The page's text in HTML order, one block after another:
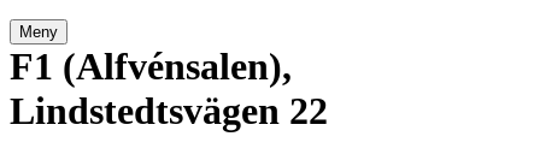
Meny
F1 (Alfvénsalen),
Lindstedtsvägen 22